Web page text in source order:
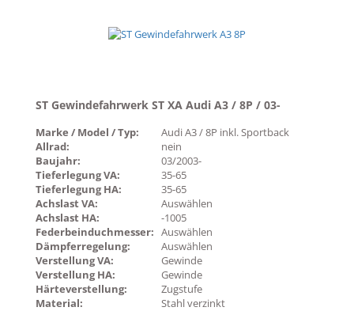
ST Gewindefahrwerk ST XA Audi A3 / 8P / 03-
Marke / Model / Typ:
Audi A3 / 8P inkl. Sportback
Allrad:
nein
Baujahr:
03/2003-
Tieferlegung VA:
35-65
Tieferlegung HA:
35-65
Achslast VA:
Auswählen
Achslast HA:
-1005
Federbeinduchmesser: Auswählen
Dämpferregelung:
Auswählen
Verstellung VA:
Gewinde
Verstellung HA:
Gewinde
Härteverstellung:
Zugstufe
Material:
Stahl verzinkt